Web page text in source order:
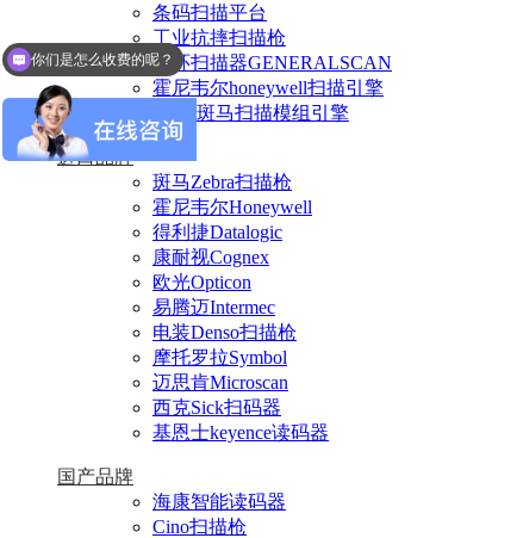
条码扫描平台
工业抗摔扫描枪
指环扫描器GENERALSCAN
霍尼韦尔honeywell扫描引擎
Zebra斑马扫描模组引擎
进口品牌
斑马Zebra扫描枪
霍尼韦尔Honeywell
得利捷Datalogic
康耐视Cognex
欧光Opticon
易腾迈Intermec
电装Denso扫描枪
摩托罗拉Symbol
迈思肯Microscan
西克Sick扫码器
基恩士keyence读码器
国产品牌
海康智能读码器
Cino扫描枪
你们是怎么收费的呢？